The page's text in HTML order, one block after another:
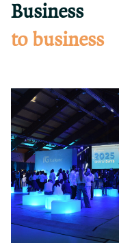
Business
to business